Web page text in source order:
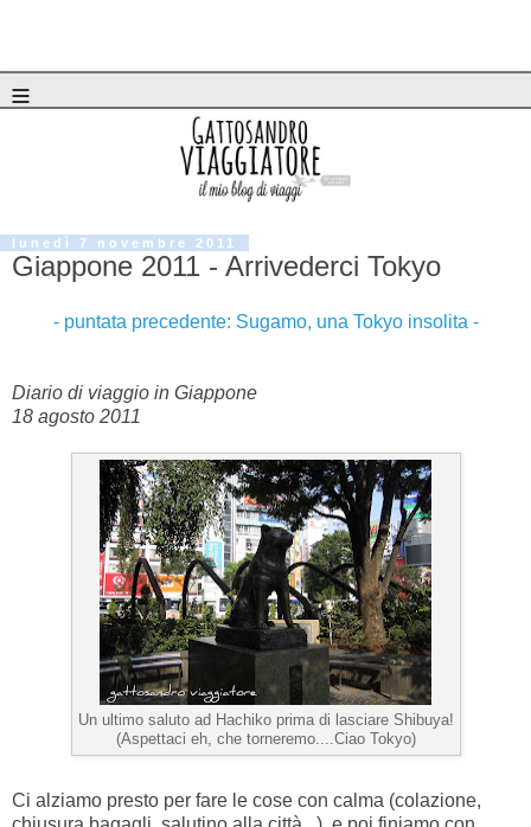
≡
lunedì 7 novembre 2011
Giappone 2011 - Arrivederci Tokyo
- puntata precedente: Sugamo, una Tokyo insolita -
Diario di viaggio in Giappone
18 agosto 2011
Un ultimo saluto ad Hachiko prima di lasciare Shibuya!
(Aspettaci eh, che torneremo....Ciao Tokyo)
Ci alziamo presto per fare le cose con calma (colazione,